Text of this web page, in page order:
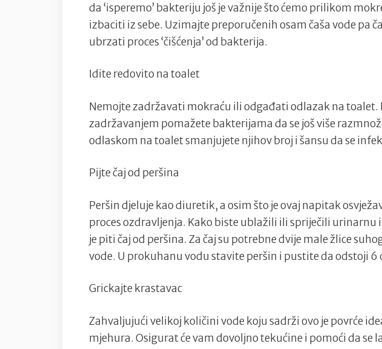
da ‘isperemo’ bakteriju još je važnije što ćemo prilikom
izbaciti iz sebe. Uzimajte preporučenih osam čaša vode pa
ubrzati proces ‘čišćenja’ od bakterija.
Idite redovito na toalet
Nemojte zadržavati mokraću ili odgađati odlazak na toalet.
zadržavanjem pomažete bakterijama da se još više
odlaskom na toalet smanjujete njihov broj i šansu da se
Pijte čaj od peršina
Peršin djeluje kao diuretik, a osim što je ovaj napitak
proces ozdravljenja. Kako biste ublažili ili spriječili
je piti čaj od peršina. Za čaj su potrebne dvije male žlice
vode. U prokuhanu vodu stavite peršin i pustite da odstoji 6
Grickajte krastavac
Zahvaljujući velikoj količini vode koju sadrži ovo je povrće
mjehura. Osigurat će vam dovoljno tekućine i pomoći da se